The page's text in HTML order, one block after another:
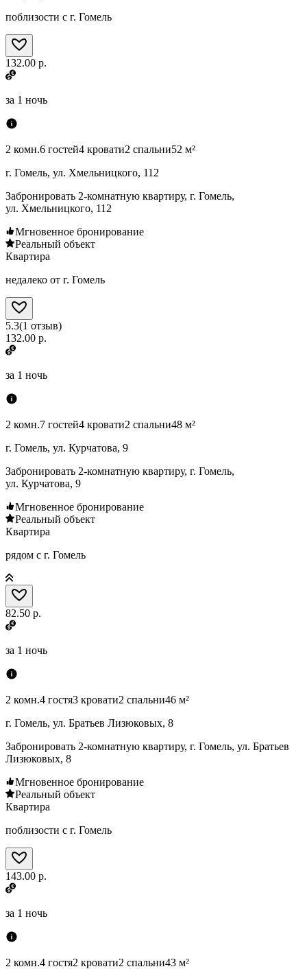
поблизости с г. Гомель
132.00 р.
за 1 ночь
2 комн.6 гостей4 кровати2 спальни52 м²
г. Гомель, ул. Хмельницкого, 112
Забронировать 2-комнатную квартиру, г. Гомель,
ул. Хмельницкого, 112
Мгновенное бронирование
Реальный объект
Квартира
недалеко от г. Гомель
5.3(1 отзыв)
132.00 р.
за 1 ночь
2 комн.7 гостей4 кровати2 спальни48 м²
г. Гомель, ул. Курчатова, 9
Забронировать 2-комнатную квартиру, г. Гомель,
ул. Курчатова, 9
Мгновенное бронирование
Реальный объект
Квартира
рядом с г. Гомель
82.50 р.
за 1 ночь
2 комн.4 гостя3 кровати2 спальни46 м²
г. Гомель, ул. Братьев Лизюковых, 8
Забронировать 2-комнатную квартиру, г. Гомель, ул. Братьев
Лизюковых, 8
Мгновенное бронирование
Реальный объект
Квартира
поблизости с г. Гомель
143.00 р.
за 1 ночь
2 комн.4 гостя2 кровати2 спальни43 м²